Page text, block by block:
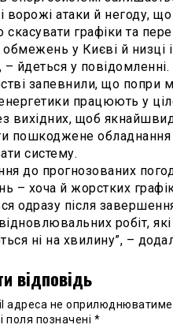
ворожі атаки й негоду,
скасувати графіки та
обмежень у Києві й низці
– йдеться у повідомленні.
запевнили, що попри
працюють у
вихідних, щоб
пошкоджене обладнання
систему.
до прогнозованих
– хоча й жорстких
одразу після
робіт,
ні на хвилину”, –
відповідь
адреса не
поля позначені *